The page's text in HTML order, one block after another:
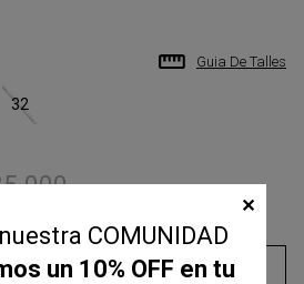
32
Guia De Talles
.000
al carrito
COMUNIDAD
un 10% OFF en tu
✕